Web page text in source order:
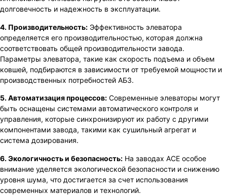
долговечность и надежность в эксплуатации.
4. Производительность: Эффективность элеватора
определяется его производительностью, которая должна
соответствовать общей производительности завода.
Параметры элеватора, такие как скорость подъема и объем
ковшей, подбираются в зависимости от требуемой мощности и
производственных потребностей АБЗ.
5. Автоматизация процессов: Современные элеваторы могут
быть оснащены системами автоматического контроля и
управления, которые синхронизируют их работу с другими
компонентами завода, такими как сушильный агрегат и
система дозирования.
6. Экологичность и безопасность: На заводах ACE особое
внимание уделяется экологической безопасности и снижению
уровня шума, что достигается за счет использования
современных материалов и технологий.